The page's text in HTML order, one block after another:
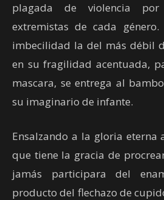
plagada de violencia por
extremistas de cada
imbecilidad la del más débil
en su fragilidad acentuada,
mascara, se entrega al
su imaginario de infante.
Ensalzando a la gloria eterna
que tiene la gracia de
jamás participara del
producto del flechazo de